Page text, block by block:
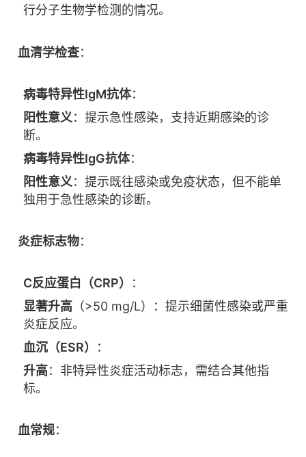
行分子生物学检测的情况。
血清学检查：
病毒特异性IgM抗体：
阳性意义：提示急性感染，支持近期感染的诊
断。
病毒特异性IgG抗体：
阳性意义：提示既往感染或免疫状态，但不能单
独用于急性感染的诊断。
炎症标志物：
C反应蛋白（CRP）
：
显著升高（>50 mg/L）：提示细菌性感染或严重
炎症反应。
血沉（ESR）
：
升高：非特异性炎症活动标志，需结合其他指
标。
血常规：